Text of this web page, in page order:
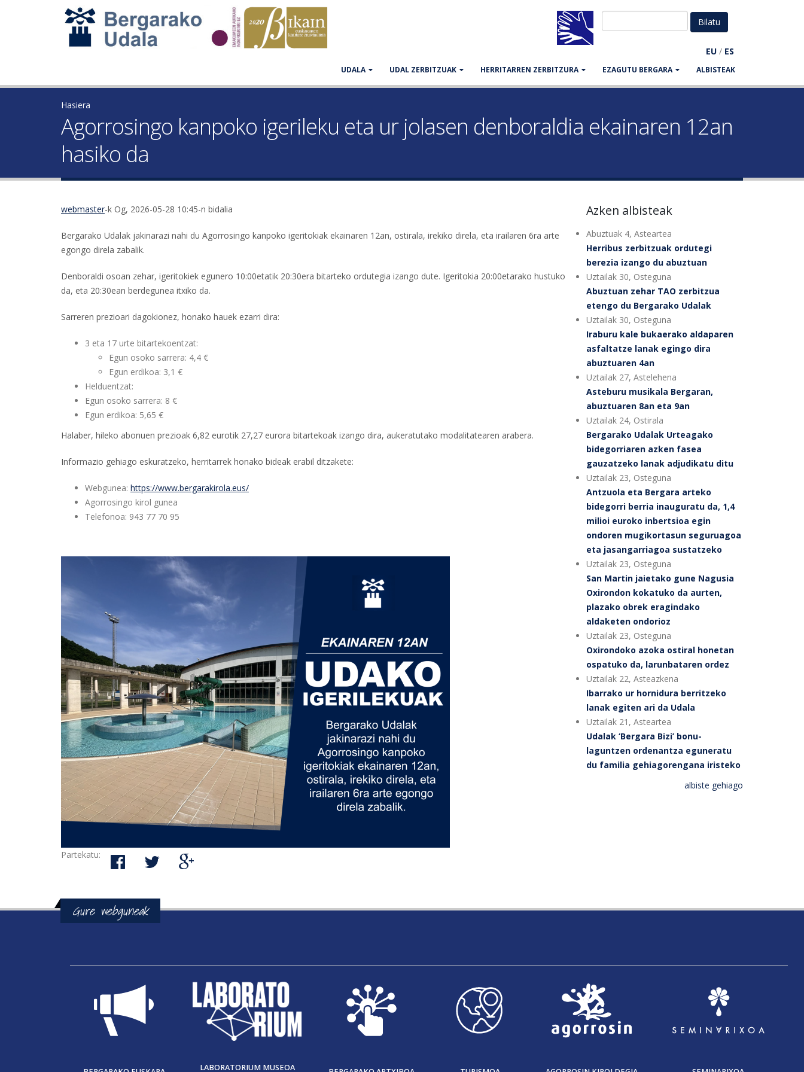
EU / ES
UDALA UDAL ZERBITZUAK HERRITARREN ZERBITZURA EZAGUTU BERGARA ALBISTEAK
Hasiera
Agorrosingo kanpoko igerileku eta ur jolasen denboraldia ekainaren 12an
hasiko da
webmaster-k Og, 2026-05-28 10:45-n bidalia
Bergarako Udalak jakinarazi nahi du Agorrosingo kanpoko igeritokiak ekainaren 12an, ostirala, irekiko direla, eta irailaren 6ra arte
egongo direla zabalik.
Denboraldi osoan zehar, igeritokiek egunero 10:00etatik 20:30era bitarteko ordutegia izango dute. Igeritokia 20:00etarako hustuko
da, eta 20:30ean berdegunea itxiko da.
Sarreren prezioari dagokionez, honako hauek ezarri dira:
3 eta 17 urte bitartekoentzat:
Egun osoko sarrera: 4,4 €
Egun erdikoa: 3,1 €
Helduentzat:
Egun osoko sarrera: 8 €
Egun erdikoa: 5,65 €
Halaber, hileko abonuen prezioak 6,82 eurotik 27,27 eurora bitartekoak izango dira, aukeratutako modalitatearen arabera.
Informazio gehiago eskuratzeko, herritarrek honako bideak erabil ditzakete:
Webgunea: https://www.bergarakirola.eus/
Agorrosingo kirol gunea
Telefonoa: 943 77 70 95
Partekatu:
Azken albisteak
Abuztuak 4, Asteartea
Herribus zerbitzuak ordutegi
berezia izango du abuztuan
Uztailak 30, Osteguna
Abuztuan zehar TAO zerbitzua
etengo du Bergarako Udalak
Uztailak 30, Osteguna
Iraburu kale bukaerako aldaparen
asfaltatze lanak egingo dira
abuztuaren 4an
Uztailak 27, Astelehena
Asteburu musikala Bergaran,
abuztuaren 8an eta 9an
Uztailak 24, Ostirala
Bergarako Udalak Urteagako
bidegorriaren azken fasea
gauzatzeko lanak adjudikatu ditu
Uztailak 23, Osteguna
Antzuola eta Bergara arteko
bidegorri berria inauguratu da, 1,4
milioi euroko inbertsioa egin
ondoren mugikortasun seguruagoa
eta jasangarriagoa sustatzeko
Uztailak 23, Osteguna
San Martin jaietako gune Nagusia
Oxirondon kokatuko da aurten,
plazako obrek eragindako
aldaketen ondorioz
Uztailak 23, Osteguna
Oxirondoko azoka ostiral honetan
ospatuko da, larunbataren ordez
Uztailak 22, Asteazkena
Ibarrako ur hornidura berritzeko
lanak egiten ari da Udala
Uztailak 21, Asteartea
Udalak ‘Bergara Bizi’ bonu-
laguntzen ordenantza eguneratu
du familia gehiagorengana iristeko
albiste gehiago
Gure webguneak
LABORATORIUM MUSEOA